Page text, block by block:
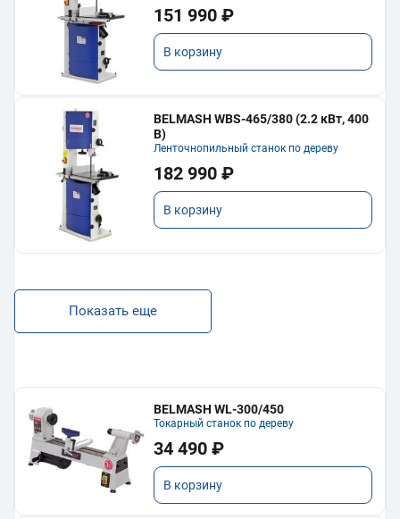
151 990 ₽
В корзину
BELMASH WBS-465/380 (2.2 кВт, 400
В)
Ленточнопильный станок по дереву
182 990 ₽
В корзину
Показать еще
BELMASH WL-300/450
Токарный станок по дереву
34 490 ₽
В корзину